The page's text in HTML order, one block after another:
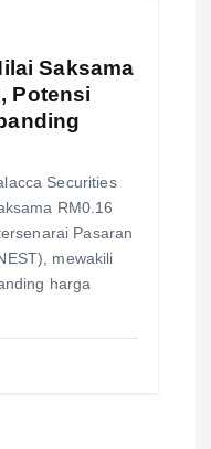
Saksama
Potensi
Securities
RM0.16
Pasaran
mewakili
harga